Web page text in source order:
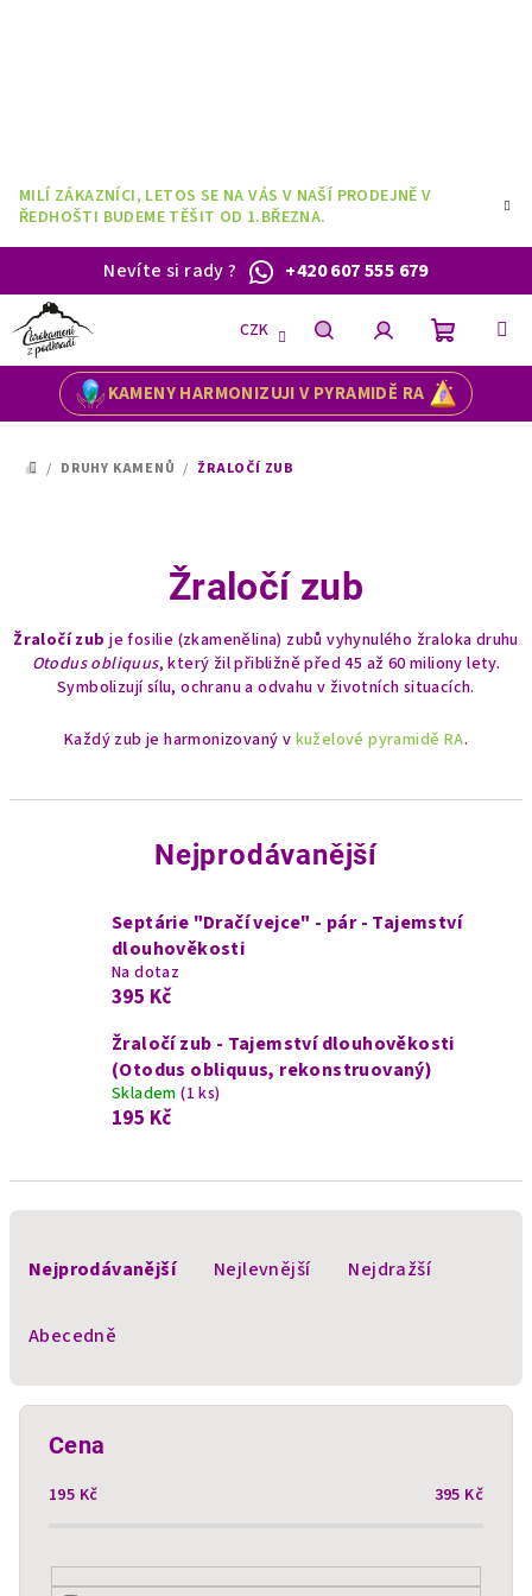
MILÍ ZÁKAZNÍCI, LETOS SE NA VÁS V NAŠÍ PRODEJNĚ V
ŘEDHOŠTI BUDEME TĚŠIT OD 1.BŘEZNA.
Nevíte si rady? +420 607 555 679
KAMENY HARMONIZUJI V PYRAMIDĚ RA
CZK
HledatPřihlášeníNákupní
DOMŮ
/ DRUHY KAMENŮ / ŽRALOČÍ ZUB
Žraločí zub
Žraločí zub je fosilie (zkamenělina) zubů vyhynulého žraloka druhu
Otodus obliquus, který žil přibližně před 45 až 60 miliony lety.
Symbolizují sílu, ochranu a odvahu v životních situacích.
Každý zub je harmonizovaný v kuželové pyramidě RA.
Nejprodávanější
Septárie "Dračí vejce" - pár - Tajemství
dlouhověkosti
Na dotaz
395 Kč
Žraločí zub - Tajemství dlouhověkosti
(Otodus obliquus, rekonstruovaný)
Skladem(1 ks)
195 Kč
Nejprodávanější Nejlevnější Nejdražší
Abecedně
Cena
195 Kč 395 Kč